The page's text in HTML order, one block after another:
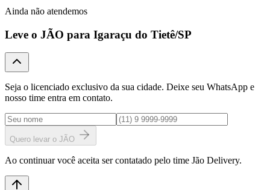
Ainda não atendemos
Leve o JÃO para Igaraçu do Tietê/SP
Seja o licenciado exclusivo da sua cidade. Deixe seu WhatsApp e
nosso time entra em contato.
Quero levar o JÃO
Ao continuar você aceita ser contatado pelo time Jão Delivery.